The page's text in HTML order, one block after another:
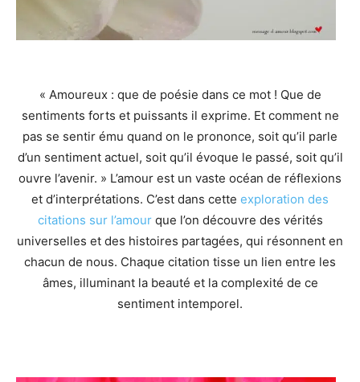
« Amoureux : que de poésie dans ce mot ! Que de
sentiments forts et puissants il exprime. Et comment ne
pas se sentir ému quand on le prononce, soit qu’il parle
d’un sentiment actuel, soit qu’il évoque le passé, soit qu’il
ouvre l’avenir. » L’amour est un vaste océan de réflexions
et d’interprétations. C’est dans cette exploration des
citations sur l’amourque l’on découvre des vérités
universelles et des histoires partagées, qui résonnent en
chacun de nous. Chaque citation tisse un lien entre les
âmes, illuminant la beauté et la complexité de ce
sentiment intemporel.